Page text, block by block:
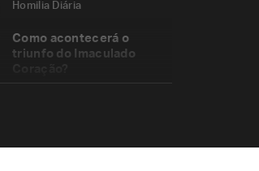
Homilia Diária
Como acontecerá o
triunfo do Imaculado